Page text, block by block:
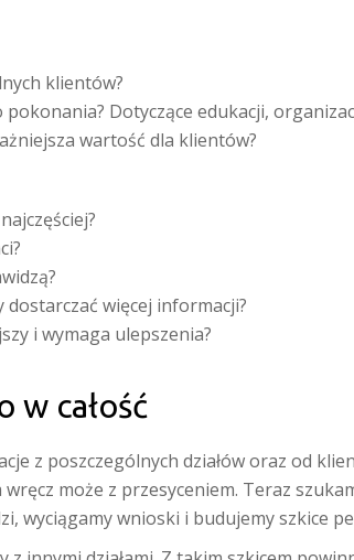
klientów?
pokonania? Dotyczące edukacji,
wartość dla klientów?
dostarczać więcej informacji?
i wymaga ulepszenia?
w całość
z poszczególnych działów oraz od
może z przesyceniem. Teraz
wyciągamy wnioski i budujemy szkice